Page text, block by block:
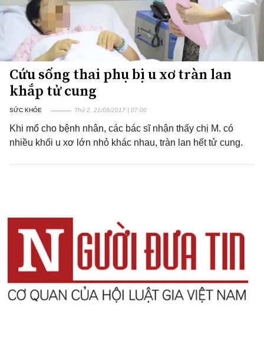
Cứu sống thai phụ bị u xơ tràn lan
khắp tử cung
SỨC KHỎE Thứ 2, 21/08/2017 | 07:00
Khi mổ cho bệnh nhân, các bác sĩ nhận thấy chị M. có
nhiều khối u xơ lớn nhỏ khác nhau, tràn lan hết tử cung.